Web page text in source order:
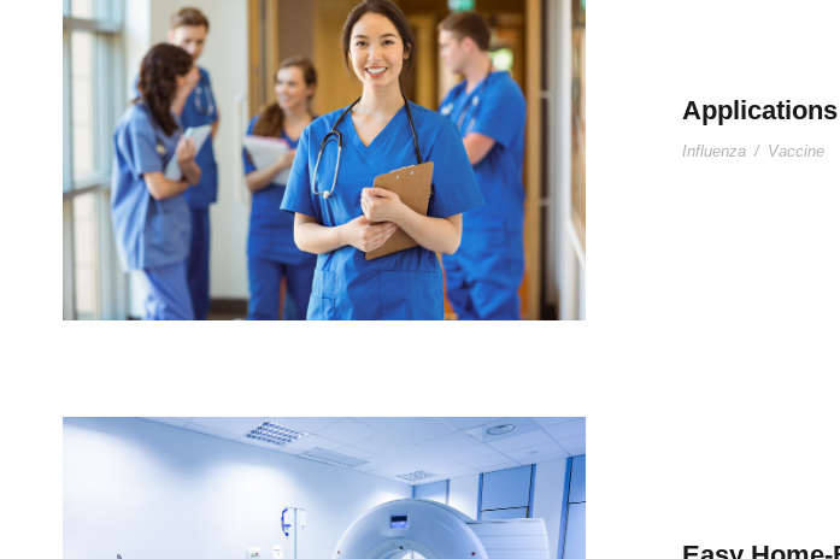
Influenza / Vaccine